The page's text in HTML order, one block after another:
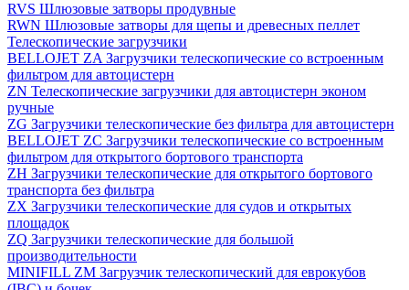
RVS Шлюзовые затворы продувные
RWN Шлюзовые затворы для щепы и древесных пеллет
Телескопические загрузчики
BELLOJET ZA Загрузчики телескопические со встроенным
фильтром для автоцистерн
ZN Телескопические загрузчики для автоцистерн эконом
ручные
ZG Загрузчики телескопические без фильтра для автоцистерн
BELLOJET ZC Загрузчики телескопические со встроенным
фильтром для открытого бортового транспорта
ZH Загрузчики телескопические для открытого бортового
транспорта без фильтра
ZX Загрузчики телескопические для судов и открытых
площадок
ZQ Загрузчики телескопические для большой
производительности
MINIFILL ZM Загрузчик телескопический для еврокубов